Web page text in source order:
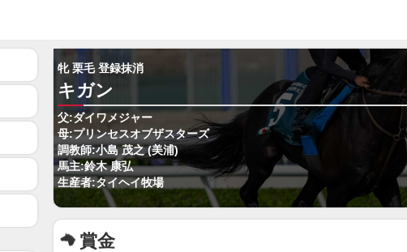
牝 栗毛 登録抹消
キガン
父:ダイワメジャー
母:プリンセスオブザスターズ
調教師:小島 茂之 (美浦)
馬主:鈴木 康弘
生産者:タイヘイ牧場
賞金